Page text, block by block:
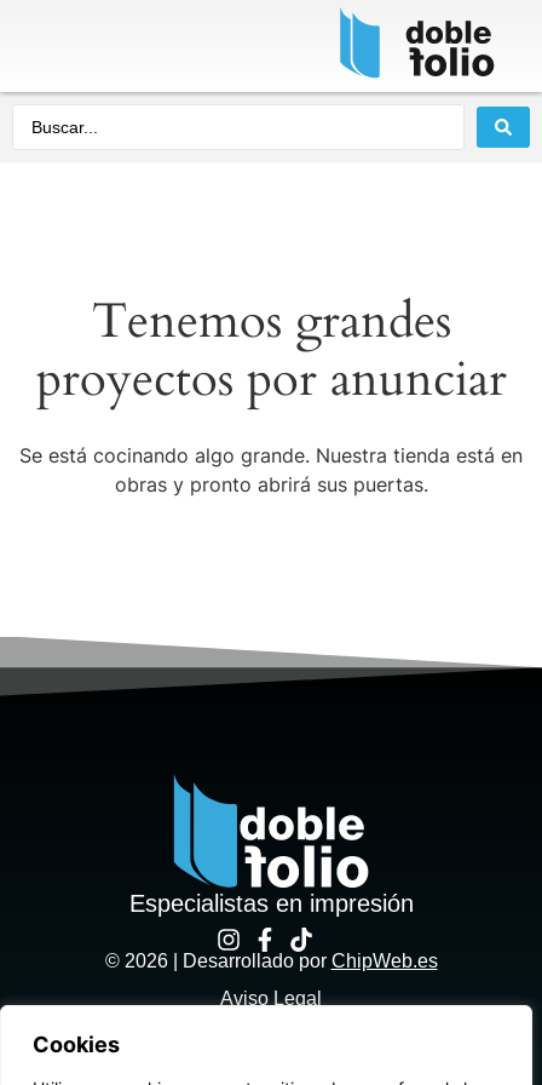
Cookies
Tenemos grandes
proyectos por anunciar
Se está cocinando algo grande. Nuestra tienda está en
obras y pronto abrirá sus puertas.
Especialistas en impresión
© 2026 | Desarrollado por ChipWeb.es
Aviso Legal